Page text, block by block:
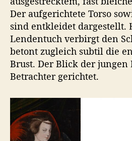
Der aufgerichtete Torso
sind entkleidet dargestellt.
Lendentuch verbirgt den
betont zugleich subtil die
Brust. Der Blick der jungen
Betrachter gerichtet.